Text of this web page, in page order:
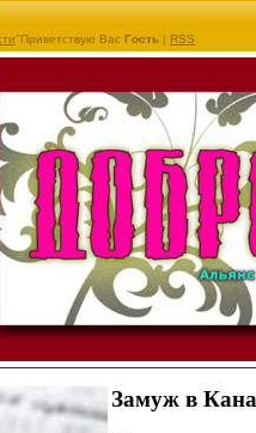
"Приветствую Вас Гость | RSS
Замуж в